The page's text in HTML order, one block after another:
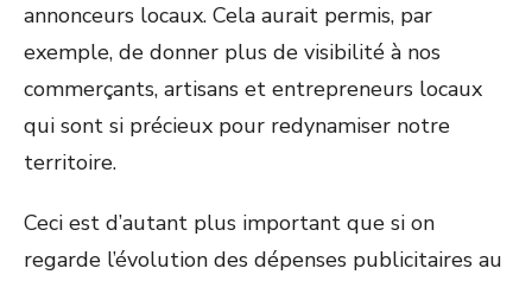
annonceurs locaux. Cela aurait permis, par
exemple, de donner plus de visibilité à nos
commerçants, artisans et entrepreneurs locaux
qui sont si précieux pour redynamiser notre
territoire.
Ceci est d’autant plus important que si on
regarde l’évolution des dépenses publicitaires au